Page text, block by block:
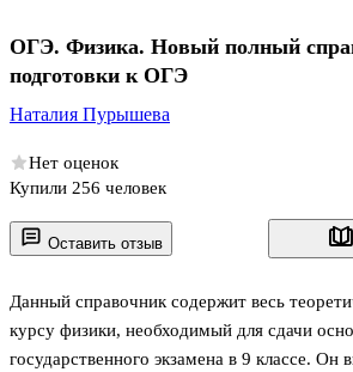
Оставить отзыв
Данный справочник содержит весь
курсу физики, необходимый для сдачи
государственного экзамена в 9 классе. Он
ОГЭ. Физика. Новый полный
подготовки к ОГЭ
Наталия Пурышева
Нет оценок
Купили 256 человек